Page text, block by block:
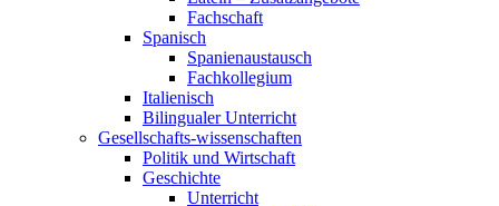
Fachschaft
Spanisch
Spanienaustausch
Fachkollegium
Italienisch
Bilingualer Unterricht
Gesellschafts-wissenschaften
Politik und Wirtschaft
Geschichte
Unterricht